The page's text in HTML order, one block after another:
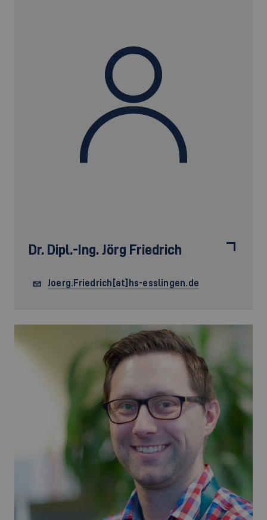
Dr. Dipl.-Ing. Jörg Friedrich
Joerg.Friedrich[at]hs-esslingen.de